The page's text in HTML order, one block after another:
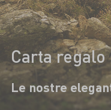
Carta regalo
Le nostre